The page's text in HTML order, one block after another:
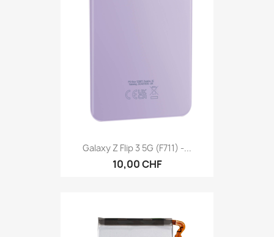
Galaxy Z Flip 3 5G (F711) -...
10,00 CHF